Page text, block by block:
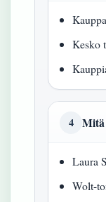
Kesko
4 Mitä
Laura
Wolt-